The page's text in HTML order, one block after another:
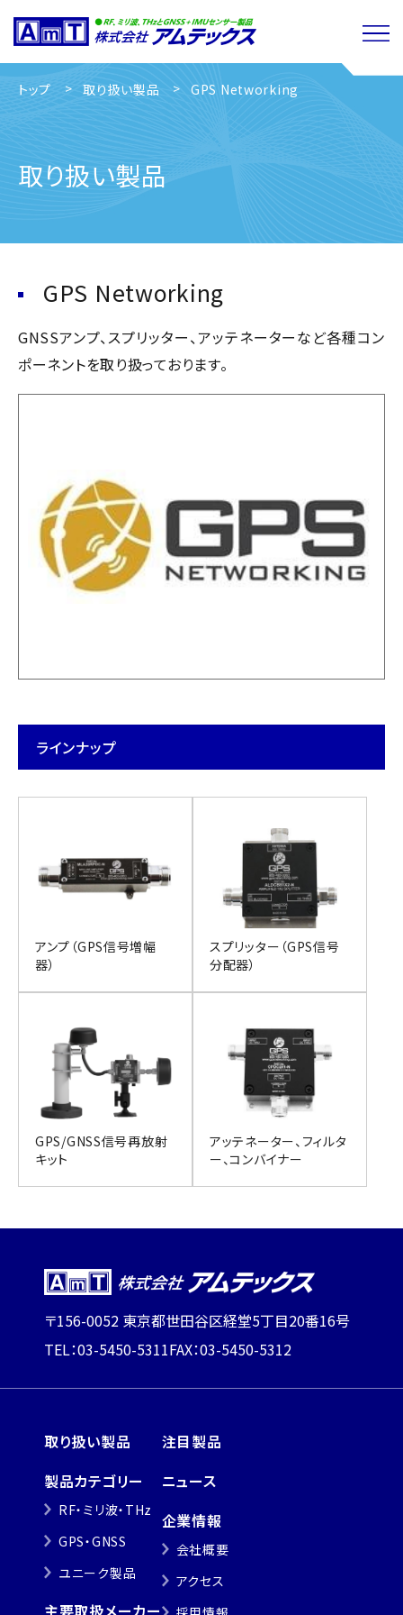
トップ 取り扱い製品 GPS Networking
取り扱い製品
GPS Networking
GNSSアンプ、スプリッター、アッテネーターなど各種コン
ポーネントを取り扱っております。
ラインナップ
アンプ（GPS信号増幅
器）
スプリッター（GPS信号
分配器）
GPS/GNSS信号再放射
キット
アッテネーター、フィルタ
ー、コンバイナー
〒156-0052 東京都世田谷区経堂5丁目20番16号
TEL：03-5450-5311FAX：03-5450-5312
取り扱い製品
製品カテゴリー
RF・ミリ波・THz
GPS・GNSS
ユニーク製品
主要取扱メーカー
注目製品
ニュース
企業情報
会社概要
アクセス